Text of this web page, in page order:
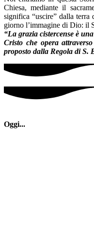
Chiesa, mediante il
significa “uscire” dalla
giorno l’immagine di Dio: il
“La grazia cistercense è
Cristo che opera
proposto dalla Regola di S.
Oggi...